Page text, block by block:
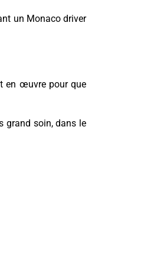
un Monaco driver
en œuvre pour que
grand soin, dans le